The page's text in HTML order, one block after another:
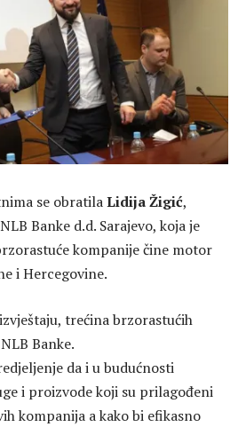
se obratilaLidija Žigić,
Banke d.d. Sarajevo, koja je
kompanije čine motor
i Hercegovine.
trećina brzorastućih
Banke.
da i u budućnosti
i proizvode koji su prilagođeni
kompanija a kako bi efikasno